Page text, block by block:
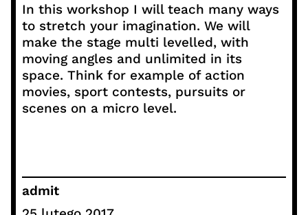
In this workshop I will teach many ways
to stretch your imagination. We will
make the stage multi levelled, with
moving angles and unlimited in its
space. Think for example of action
movies, sport contests, pursuits or
scenes on a micro level.
admit